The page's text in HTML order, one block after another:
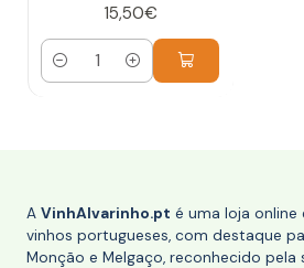
15,50€
Quantidade
A VinhAlvarinho.pt é uma loja online
vinhos portugueses, com destaque
Monção e Melgaço, reconhecido pela